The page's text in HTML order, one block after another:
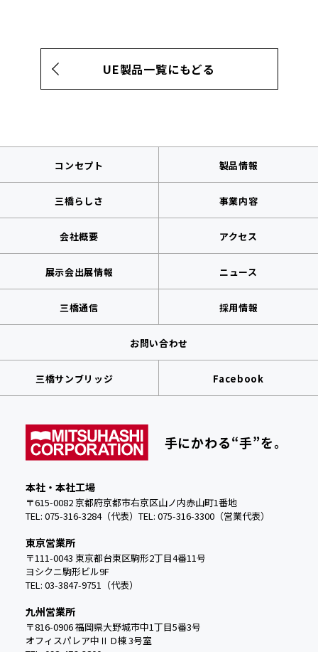
UE製品一覧にもどる
コンセプト 製品情報
三橋らしさ 事業内容
会社概要 アクセス
展示会出展情報 ニュース
三橋通信 採用情報
お問い合わせ
三橋サンブリッジ Facebook
手にかわる“手”を。
本社・本社工場
〒615-0082 京都府京都市右京区山ノ内赤山町1番地
TEL: 075-316-3284（代表） TEL: 075-316-3300（営業代表）
東京営業所
〒111-0043 東京都台東区駒形2丁目4番11号
ヨシクニ駒形ビル9F
TEL: 03-3847-9751（代表）
九州営業所
〒816-0906 福岡県大野城市中1丁目5番3号
オフィスパレア中Ⅱ D棟 3号室